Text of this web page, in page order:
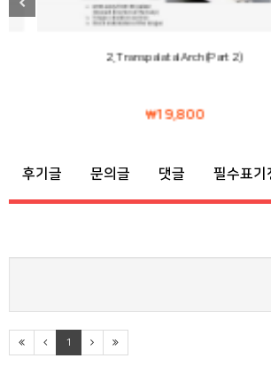
2. Transpalatal Arch (Part 2)
19,800
후기글 문의글 댓글 필수표기
1